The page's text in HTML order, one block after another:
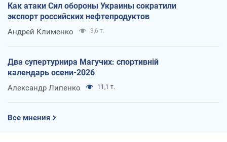
Как атаки Сил обороны Украины сократили
экспорт российских нефтепродуктов
Андрей Клименко 3,6 т.
Два супертурнира Магучих: спортивній
календарь осени-2026
Александр Липенко 11,1 т.
Все мнения